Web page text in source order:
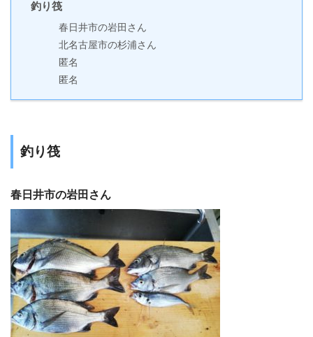
釣り筏
春日井市の岩田さん
北名古屋市の杉浦さん
匿名
匿名
釣り筏
春日井市の岩田さん